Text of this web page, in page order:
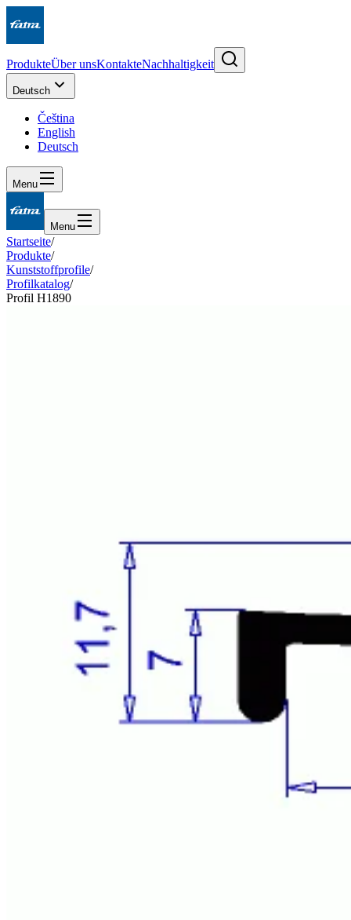
ProdukteÜber unsKontakteNachhaltigkeit
Deutsch
Čeština
English
Deutsch
Menu
Menu
Startseite/
Produkte/
Kunststoffprofile/
Profilkatalog/
Profil H1890